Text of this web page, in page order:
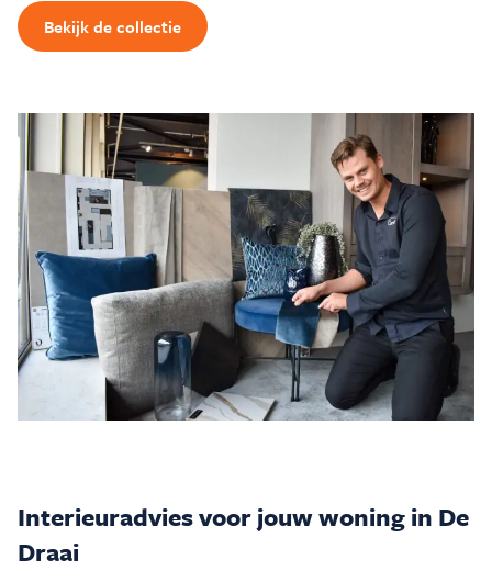
Bekijk de collectie
Interieuradvies voor jouw woning in De
Draai